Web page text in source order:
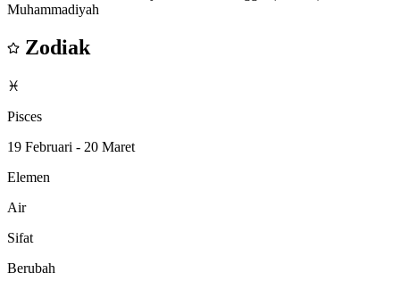
Muhammadiyah
Zodiak
♓
Pisces
19 Februari - 20 Maret
Elemen
Air
Sifat
Berubah